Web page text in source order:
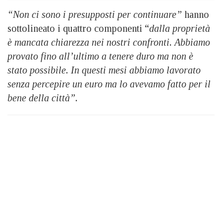
“Non ci sono i presupposti per continuare” hanno
sottolineato i quattro componenti “dalla proprietà
è mancata chiarezza nei nostri confronti. Abbiamo
provato fino all’ultimo a tenere duro ma non è
stato possibile. In questi mesi abbiamo lavorato
senza percepire un euro ma lo avevamo fatto per il
bene della città”.